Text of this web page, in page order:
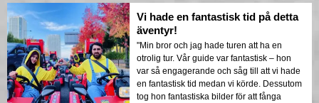
Vi hade en fantastisk tid på detta
äventyr!
"Min bror och jag hade turen att ha en
otrolig tur. Vår guide var fantastisk – hon
var så engagerande och såg till att vi hade
en fantastisk tid medan vi körde. Dessutom
tog hon fantastiska bilder för att fånga